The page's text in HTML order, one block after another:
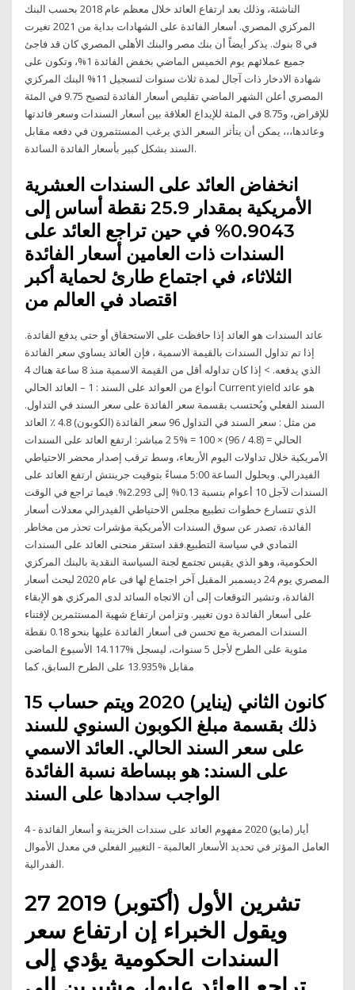
الناشئة، وذلك بعد ارتفاع العائد خلال معظم عام 2018 بحسب البنك
المركزي المصري. أسعار الفائدة على الشهادات بداية من 2021 تغيرت
في 8 بنوك. يذكر أيضاً أن بنك مصر والبنك الأهلي المصري كان قد فاجئ
جميع عملائهم يوم الخميس الماضي بخفض الفائدة 1%، وتكون على
شهادة الادخار ذات آجال لمدة ثلاث سنوات لتسجيل 11% البنك المركزي
المصري أعلن الشهر الماضي تقليص أسعار الفائدة لتصبح 9.75 في المئة
للإقراض، و8.75 في المئة للإيداع العلاقة بين أسعار السندات وسعر فائدتها
وعائدها،،، يمكن أن يتأثر السعر الذي يرغب المستثمرون في دفعه مقابل
السند بشكل كبير بأسعار الفائدة السائدة.
انخفاض العائد على السندات العشرية
الأمريكية بمقدار 25.9 نقطة أساس إلى
0.9043% في حين تراجع العائد على
السندات ذات العامين أسعار الفائدة
الثلاثاء، في اجتماع طارئ لحماية أكبر
اقتصاد في العالم من
عائد السندات هو العائد إذا حافظت على الاستحقاق أو حتى يدفع الفائدة.
إذا تم تداول السندات بالقيمة الاسمية ، فإن العائد يساوي سعر الفائدة
الذي يدفعه. > إذا كان تداوله أقل من القيمة الاسمية منذ 8 ساعة هناك 4
أنواع من العوائد على السند : 1 – العائد الحالي Current yield هو عائد
السند الفعلي ويُحتسب بقسمة سعر الفائدة على سعر السند في التداول.
من مثل : سعر السند في التداول 96 سعر الفائدة (الكوبون) 4.8 ٪ العائد
الحالي = (4.8 / 96) × 100 = %5 2 مباشر: ارتفع العائد على السندات
الأمريكية خلال تداولات اليوم الأربعاء، وسط ترقب إصدار محضر الاحتياطي
الفيدرالي. وبحلول الساعة 5:00 مساءً بتوقيت جرينتش ارتفع العائد على
السندات لآجل 10 أعوام بنسبة 0.13% إلى 2.293%. فيما تراجع في الوقت
الذي تتسارع خطوات تطبيع مجلس الاحتياطي الفيدرالي معدلات أسعار
الفائدة، تصدر عن سوق السندات الأمريكية مؤشرات تحذر من مخاطر
التمادي في سياسة التطبيع.فقد استقر منحنى العائد على السندات
الحكومية، وهو الذي يقيس تجتمع لجنة السياسة النقدية بالبنك المركزي
المصري يوم 24 ديسمبر المقبل آخر اجتماع لها فى عام 2020 لبحث أسعار
الفائدة، وتشير التوقعات إلى أن الاتجاه السائد لدى المركزي هو الإبقاء
على أسعار الفائدة دون تغيير. وتزامن ارتفاع شهية المستثمرين لإقتناء
السندات المصرية مع تحسن فى أسعار الفائدة عليها بنحو 0.18 نقطة
مئوية على الطرح لأجل 5 سنوات، ليسجل %14.117 الأسبوع الماضى
مقابل %13.935 على الطرح السابق، كما
15 كانون الثاني (يناير) 2020 ويتم حساب
ذلك بقسمة مبلغ الكوبون السنوي للسند
على سعر السند الحالي. العائد الاسمي
على السند: هو ببساطة نسبة الفائدة
4 أيار (مايو) 2020 مفهوم العائد على سندات الخزينة و أسعار الفائدة -
العامل المؤثر في تحديد الأسعار العالمية - التغيير الفعلي في معدل الأموال
الفدرالية.
27 تشرين الأول (أكتوبر) 2019
ويقول الخبراء إن ارتفاع سعر
السندات الحكومية يؤدي إلى